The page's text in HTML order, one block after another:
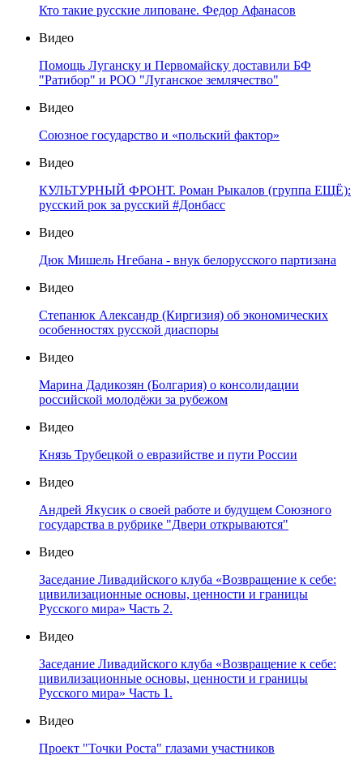
Кто такие русские липоване. Федор Афанасов
Видео
Помощь Луганску и Первомайску доставили БФ
"Ратибор" и РОО "Луганское землячество"
Видео
Союзное государство и «польский фактор»
Видео
КУЛЬТУРНЫЙ ФРОНТ. Роман Рыкалов (группа ЕЩЁ):
русский рок за русский #Донбасс
Видео
Дюк Мишель Нгебана - внук белорусского партизана
Видео
Степанюк Александр (Киргизия) об экономических
особенностях русской диаспоры
Видео
Марина Дадикозян (Болгария) о консолидации
российской молодёжи за рубежом
Видео
Князь Трубецкой о евразийстве и пути России
Видео
Андрей Якусик о своей работе и будущем Союзного
государства в рубрике "Двери открываются"
Видео
Заседание Ливадийского клуба «Возвращение к себе:
цивилизационные основы, ценности и границы
Русского мира» Часть 2.
Видео
Заседание Ливадийского клуба «Возвращение к себе:
цивилизационные основы, ценности и границы
Русского мира» Часть 1.
Видео
Проект "Точки Роста" глазами участников